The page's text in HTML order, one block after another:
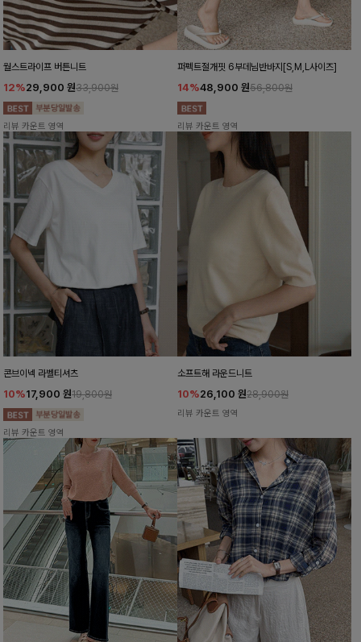
월스트라이프 버튼니트
12%29,900 원33,900원
리뷰 카운트 영역
퍼펙트절개핏 6부데님반바지[S,M,L사이즈]
14%48,900 원56,800원
리뷰 카운트 영역
콘브이넥 라벨티셔츠
10%17,900 원19,800원
리뷰 카운트 영역
소프트해 라운드니트
10%26,100 원28,900원
리뷰 카운트 영역